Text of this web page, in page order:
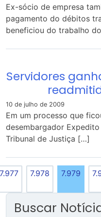
Ex-sócio de empresa
pagamento do débitos
beneficiou do trabalho
Servidores
10 de julho de 2009
Em um processo que
desembargador Expedito
Tribunal de Justiça […]
7.977 7.978 7.979
Buscar